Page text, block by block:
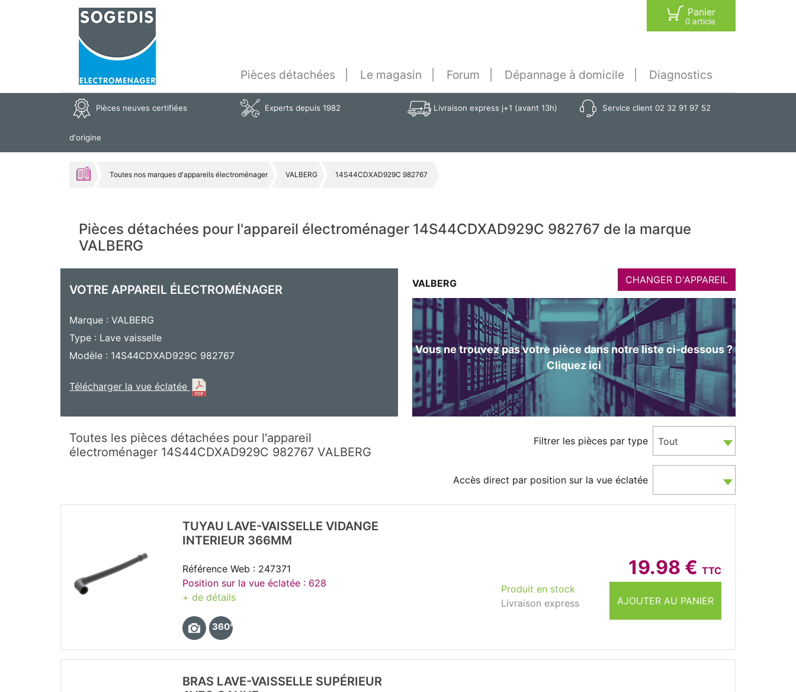
Panier
0 article
Pièces détachées Le magasin Forum Dépannage à domicile Diagnostics
Pièces neuves certifiées
d'origine
Experts depuis 1982 Livraison express j+1 (avant 13h) Service client 02 32 91 97 52
Toutes nos marques d'appareils électroménager VALBERG 14S44CDXAD929C 982767
Pièces détachées pour l'appareil électroménager 14S44CDXAD929C 982767 de la marque
VALBERG
VOTRE APPAREIL ÉLECTROMÉNAGER
Marque : VALBERG
Type : Lave vaisselle
Modèle : 14S44CDXAD929C 982767
Télécharger la vue éclatée
VALBERG CHANGER D'APPAREIL
Vous ne trouvez pas votre pièce dans notre liste ci-dessous ?
Cliquez ici
Toutes les pièces détachées pour l'appareil
électroménager 14S44CDXAD929C 982767 VALBERG
Filtrer les pièces par type Tout
Accès direct par position sur la vue éclatée
19.98 € TTC
AJOUTER AU PANIER
Produit en stock
Livraison express
TUYAU LAVE-VAISSELLE VIDANGE
INTERIEUR 366MM
Référence Web : 247371
Position sur la vue éclatée : 628
+ de détails
360°
BRAS LAVE-VAISSELLE SUPÉRIEUR